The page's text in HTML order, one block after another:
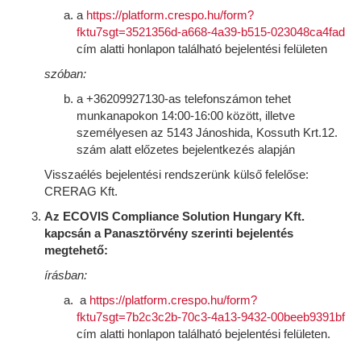
a https://platform.crespo.hu/form?
fktu7sgt=3521356d-a668-4a39-b515-023048ca4fad
cím alatti honlapon található bejelentési felületen
szóban:
a +36209927130-as telefonszámon tehet
munkanapokon 14:00-16:00 között, illetve
személyesen az 5143 Jánoshida, Kossuth Krt.12.
szám alatt előzetes bejelentkezés alapján
Visszaélés bejelentési rendszerünk külső felelőse:
CRERAG Kft.
Az ECOVIS Compliance Solution Hungary Kft.
kapcsán a Panasztörvény szerinti bejelentés
megtehető:
írásban:
a https://platform.crespo.hu/form?
fktu7sgt=7b2c3c2b-70c3-4a13-9432-00beeb9391bf
cím alatti honlapon található bejelentési felületen.